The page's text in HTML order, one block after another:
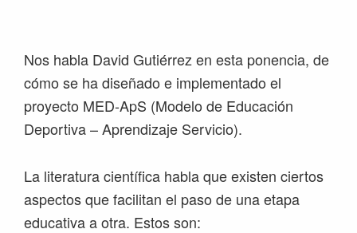
navegación
principal
contenido
principal
barra
lateral
principal
página
Nos habla David Gutiérrez en esta ponencia, de
cómo se ha diseñado e implementado el
proyecto MED-ApS (Modelo de Educación
Deportiva – Aprendizaje Servicio).
La literatura científica habla que existen ciertos
aspectos que facilitan el paso de una etapa
educativa a otra. Estos son: